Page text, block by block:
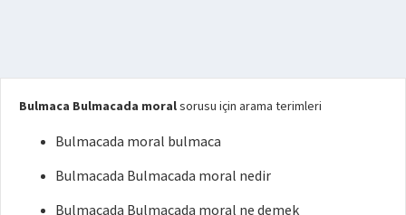
Bulmaca Bulmacada moralsorusu için arama terimleri
Bulmacada moral bulmaca
Bulmacada Bulmacada moral nedir
Bulmacada Bulmacada moral ne demek